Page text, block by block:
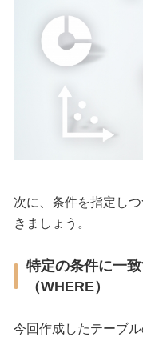
次に、条件を指定し
きましょう。
特定の条件に一
（WHERE）
今回作成したテーブ